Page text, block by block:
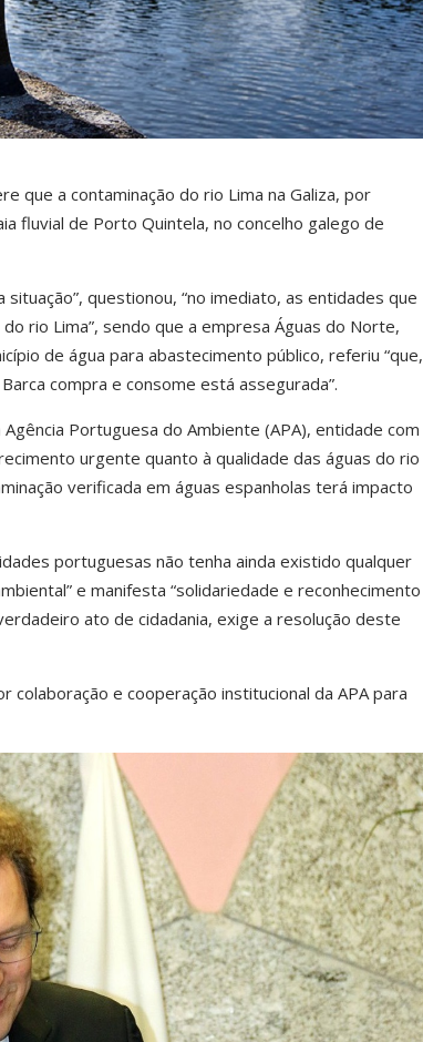
que a contaminação do rio Lima na Galiza, por
fluvial de Porto Quintela, no concelho galego de
questionou, “no imediato, as entidades que
rio Lima”, sendo que a empresa Águas do Norte,
de água para abastecimento público, referiu “que,
compra e consome está assegurada”.
Portuguesa do Ambiente (APA), entidade com
urgente quanto à qualidade das águas do rio
verificada em águas espanholas terá impacto
portuguesas não tenha ainda existido qualquer
e manifesta “solidariedade e reconhecimento
ato de cidadania, exige a resolução deste
colaboração e cooperação institucional da APA para